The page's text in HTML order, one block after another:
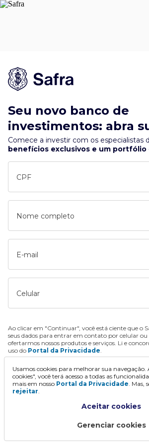
Seu novo banco de
investimentos: abra
Comece a investir com os especialistas
benefícios exclusivos e um
CPF
Nome completo
E-mail
Celular
Ao clicar em "Continuar", você está ciente que o
seus dados para entrar em contato por celular
ofertarmos nossos produtos e serviços. Li e
uso do Portal da Privacidade.
Continuar
Usamos cookies para melhorar sua
cookies", você terá acesso a todas as
mais em nosso Portal da Privacidade. Mas,
rejeitar.
Aceitar cookies
Gerenciar cookies